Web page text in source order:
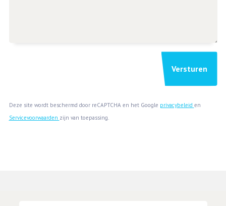
Deze site wordt beschermd door reCAPTCHA en het Google privacybeleid en
Servicevoorwaarden zijn van toepassing.